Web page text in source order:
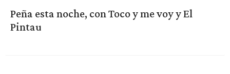
Peña esta noche, con Toco y me voy y El
Pintau